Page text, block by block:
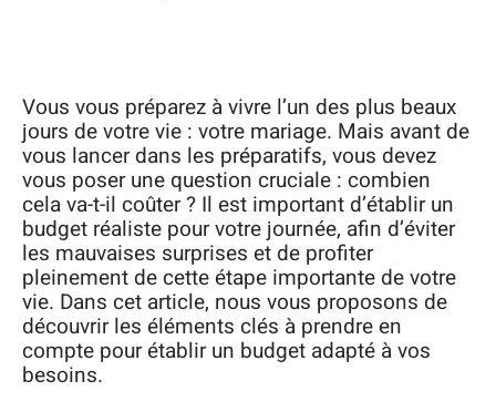
Vous vous préparez à vivre l’un des plus beaux
jours de votre vie : votre mariage. Mais avant de
vous lancer dans les préparatifs, vous devez
vous poser une question cruciale : combien
cela va-t-il coûter ? Il est important d’établir un
budget réaliste pour votre journée, afin d’éviter
les mauvaises surprises et de profiter
pleinement de cette étape importante de votre
vie. Dans cet article, nous vous proposons de
découvrir les éléments clés à prendre en
compte pour établir un budget adapté à vos
besoins.